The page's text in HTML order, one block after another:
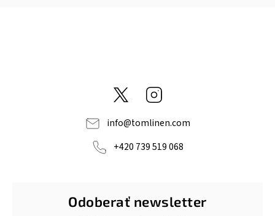
@tom_linen
info@tomlinen.com
+420 739 519 068
Odoberať newsletter